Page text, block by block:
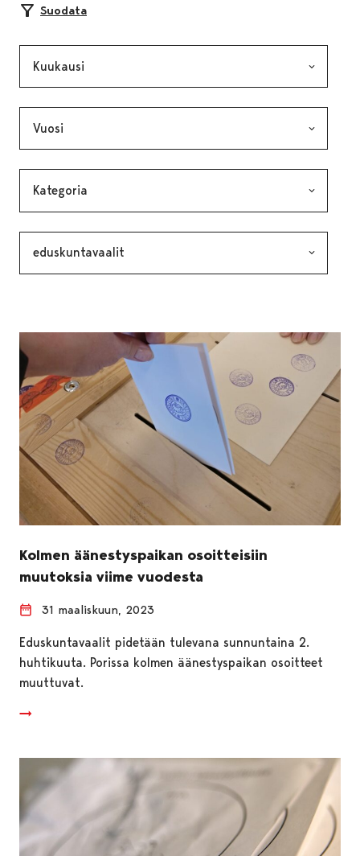
Suodata
Kolmen äänestyspaikan osoitteisiin
muutoksia viime vuodesta
31 maaliskuun, 2023
Eduskuntavaalit pidetään tulevana sunnuntaina 2.
huhtikuuta. Porissa kolmen äänestyspaikan osoitteet
muuttuvat.